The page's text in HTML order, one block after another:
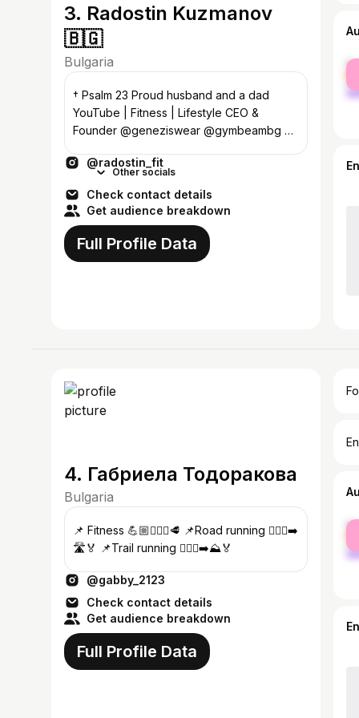
3. Radostin Kuzmanov
🇧🇬
Bulgaria
† Psalm 23 Proud husband and a dad
YouTube | Fitness | Lifestyle CEO &
Founder @geneziswear @gymbeambg 👉
radostinkuzmanovfit@gmail.com
@radostin_fit
Other socials
Check contact details
Get audience breakdown
Full Profile Data
4. Габриела Тодоракова
Bulgaria
📌 Fitness 💪🏼🏋🏻‍♀️🥩 📌Road running 🏃🏻‍♀️‍➡️
🛣️🏅 📌Trail running 🏃🏻‍♀️‍➡️⛰️🏅
@gabby_2123
Check contact details
Get audience breakdown
Full Profile Data